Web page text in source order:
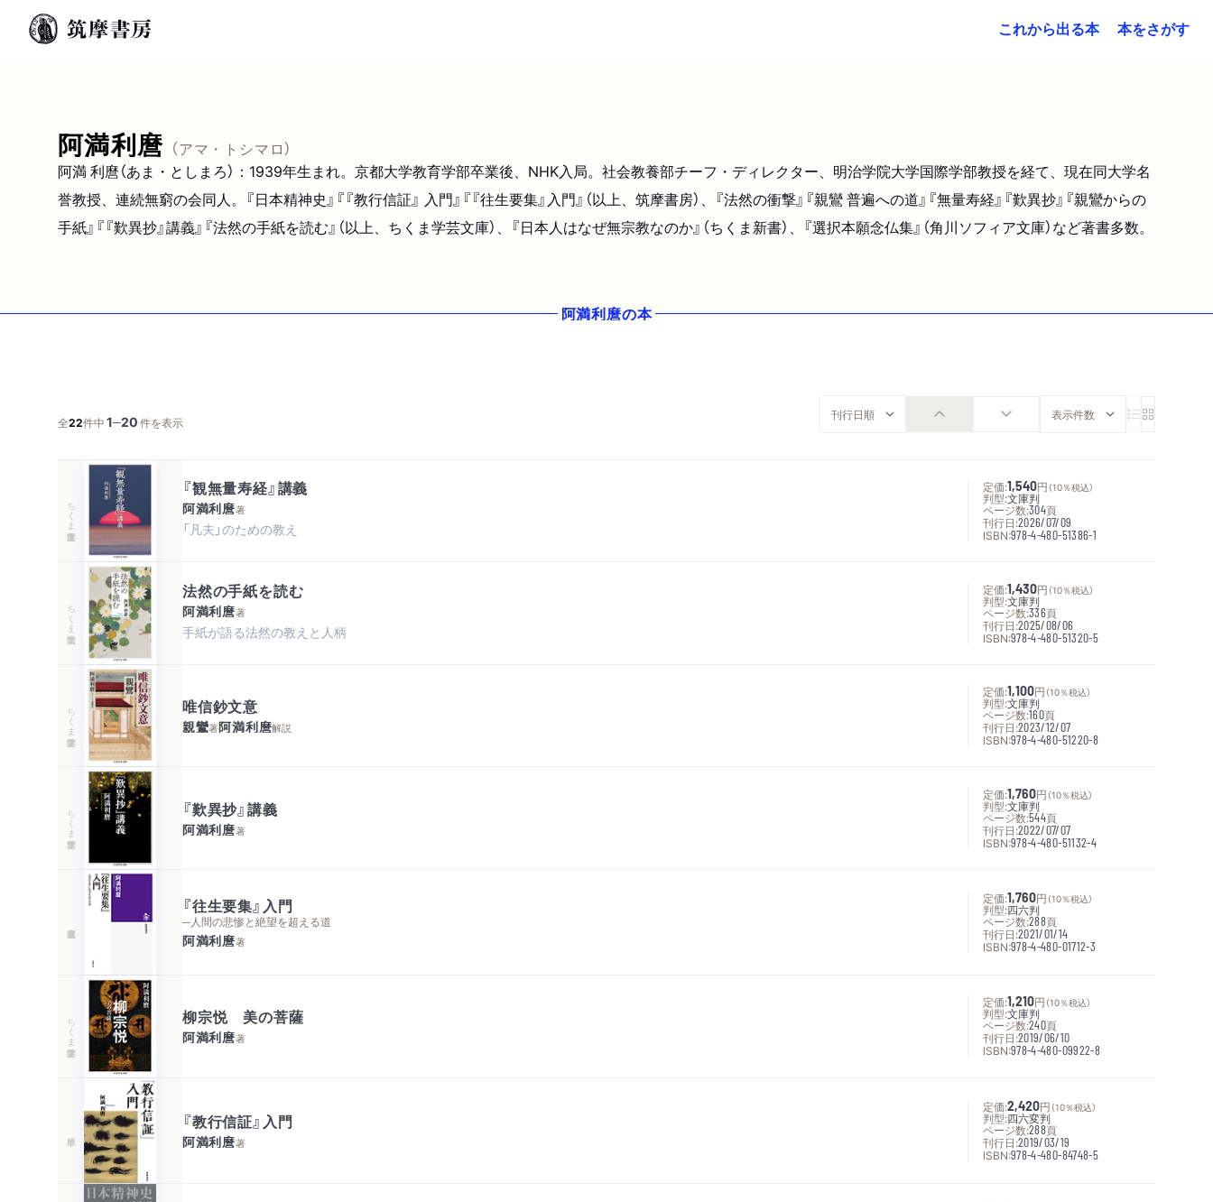
これから出る本 本をさがす
阿満利麿 （アマ・トシマロ）
阿満 利麿（あま・としまろ）：1939年生まれ。京都大学教育学部卒業後、NHK入局。社会教養部チーフ・ディレクター、明治学院大学国際学部教授を経て、現在同大学名
誉教授、連続無窮の会同人。『日本精神史』『『教行信証』 入門』『『往生要集』入門』（以上、筑摩書房）、『法然の衝撃』『親鸞 普遍への道』『無量寿経』『歎異抄』『親鸞からの
手紙』『『歎異抄』講義』『法然の手紙を読む』（以上、ちくま学芸文庫）、『日本人はなぜ無宗教なのか』（ちくま新書）、『選択本願念仏集』（角川ソフィア文庫）など著書多数。
阿満利麿の本
全22件中1─20件を表示
ちくま学芸文庫
『観無量寿経』講義
阿満利麿著
「凡夫」のための教え
定価:1,540円 （10％税込）
判型:文庫判
ページ数:304頁
刊行日:2026/07/09
ISBN:978-4-480-51386-1
ちくま学芸文庫
法然の手紙を読む
阿満利麿著
定価:1,430円 （10％税込）
判型:文庫判
ページ数:336頁
刊行日:2025/08/06
ISBN:978-4-480-51320-5
ちくま学芸文庫 唯信鈔文意
親鸞著阿満利麿解説
定価:1,100円 （10％税込）
判型:文庫判
ページ数:160頁
刊行日:2023/12/07
ISBN:978-4-480-51220-8
ちくま学芸文庫 『歎異抄』講義
阿満利麿著
定価:1,760円 （10％税込）
判型:文庫判
ページ数:544頁
刊行日:2022/07/07
ISBN:978-4-480-51132-4
『往生要集』入門
─人間の悲惨と絶望を超える道
阿満利麿著
定価:1,760円 （10％税込）
判型:四六判
ページ数:288頁
刊行日:2021/01/14
ISBN:978-4-480-01712-3
ちくま学芸文庫 柳宗悦 美の菩薩
阿満利麿著
定価:1,210円 （10％税込）
判型:文庫判
ページ数:240頁
刊行日:2019/06/10
ISBN:978-4-480-09922-8
『教行信証』入門
阿満利麿著
定価:2,420円 （10％税込）
判型:四六変判
ページ数:288頁
刊行日:2019/03/19
ISBN:978-4-480-84748-5